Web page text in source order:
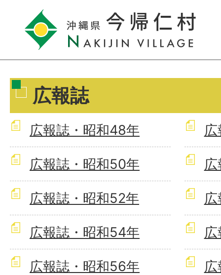
広報誌
広報誌・昭和48年
広報誌・昭和50年
広報誌・昭和52年
広報誌・昭和54年
広報誌・昭和56年